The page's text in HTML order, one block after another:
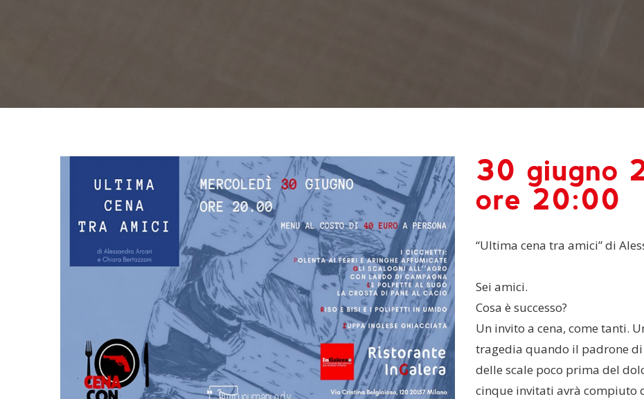
30 giugno
ore 20:00
“Ultima cena tra amici” di
Sei amici.
Cosa è successo?
Un invito a cena, come tanti.
tragedia quando il padrone di
delle scale poco prima del
cinque invitati avrà compiuto